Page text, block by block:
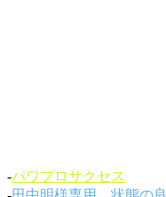
-パワプロサクセス